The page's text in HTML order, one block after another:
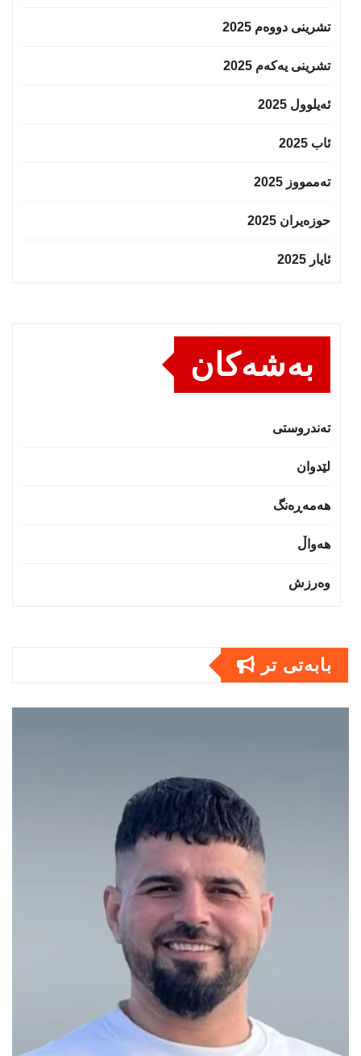
تشرینی دووەم 2025
تشرینی یەکەم 2025
ئەیلوول 2025
ئاب 2025
تەممووز 2025
حوزه‌یران 2025
ئایار 2025
بەشەکان
تەندروستى
لێدوان
هەمەڕەنگ
هەواڵ
وەرزش
بابەتى تر